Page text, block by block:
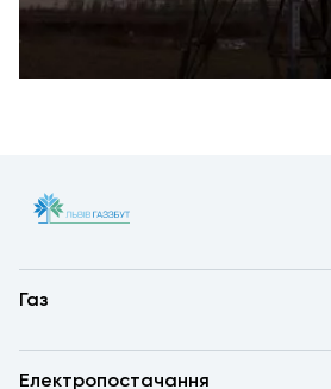
Газ
Електропостачання